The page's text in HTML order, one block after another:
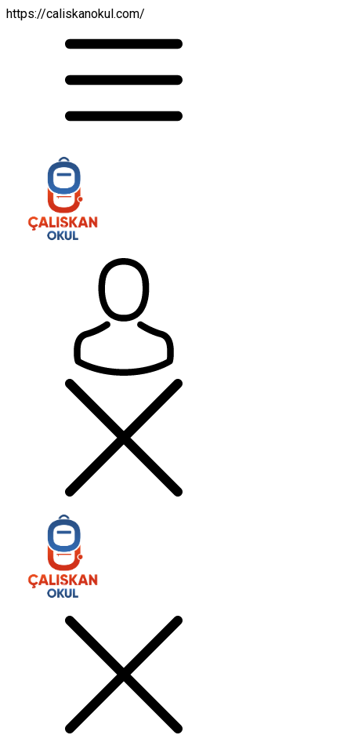
https://caliskanokul.com/